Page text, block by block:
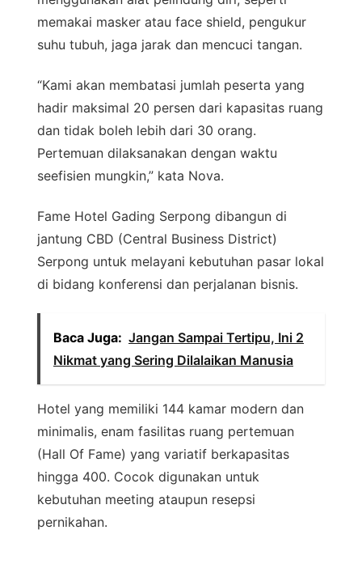
memakai masker atau face shield, pengukur
suhu tubuh, jaga jarak dan mencuci tangan.
“Kami akan membatasi jumlah peserta yang
hadir maksimal 20 persen dari kapasitas ruang
dan tidak boleh lebih dari 30 orang.
Pertemuan dilaksanakan dengan waktu
seefisien mungkin,” kata Nova.
Fame Hotel Gading Serpong dibangun di
jantung CBD (Central Business District)
Serpong untuk melayani kebutuhan pasar lokal
di bidang konferensi dan perjalanan bisnis.
Baca Juga: Jangan Sampai Tertipu, Ini 2
Nikmat yang Sering Dilalaikan Manusia
Hotel yang memiliki 144 kamar modern dan
minimalis, enam fasilitas ruang pertemuan
(Hall Of Fame) yang variatif berkapasitas
hingga 400. Cocok digunakan untuk
kebutuhan meeting ataupun resepsi
pernikahan.